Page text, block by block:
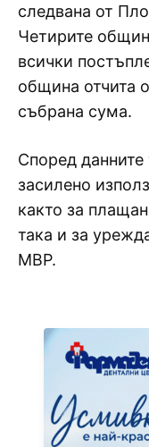
следвана от
Четирите
всички
община отчита
събрана сума.
Според данните
засилено
както за
така и за
МВР.